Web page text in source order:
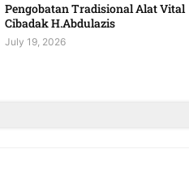
Pengobatan Tradisional Alat Vital
Cibadak H.Abdulazis
July 19, 2026